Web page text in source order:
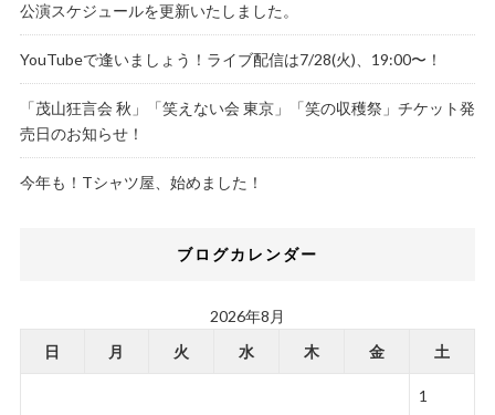
公演スケジュールを更新いたしました。
YouTubeで逢いましょう！ライブ配信は7/28(火)、19:00〜！
「茂山狂言会 秋」「笑えない会 東京」「笑の収穫祭」チケット発
売日のお知らせ！
今年も！Tシャツ屋、始めました！
ブログカレンダー
2026年8月
日
月 火 水 木 金 土
1